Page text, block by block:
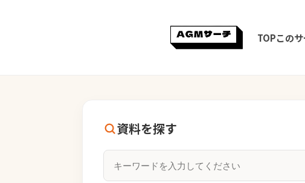
TOPこの
資料を探す